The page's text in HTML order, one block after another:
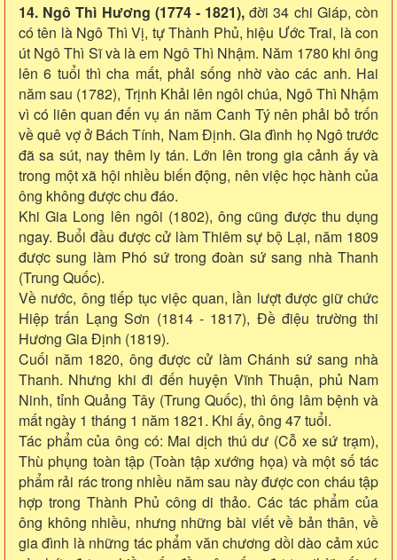
14. Ngô Thì Hương (1774 - 1821), đời 34 chi Giáp, còn
có tên là Ngô Thì Vị, tự Thành Phủ, hiệu Ước Trai, là con
út Ngô Thì Sĩ và là em Ngô Thì Nhậm. Năm 1780 khi ông
lên 6 tuổi thì cha mất, phải sống nhờ vào các anh. Hai
năm sau (1782), Trịnh Khải lên ngôi chúa, Ngô Thì Nhậm
vì có liên quan đến vụ án năm Canh Tý nên phải bỏ trốn
về quê vợ ở Bách Tính, Nam Định. Gia đình họ Ngô trước
đã sa sút, nay thêm ly tán. Lớn lên trong gia cảnh ấy và
trong một xã hội nhiều biến động, nên việc học hành của
ông không được chu đáo.
Khi Gia Long lên ngôi (1802), ông cũng được thu dụng
ngay. Buổi đầu được cử làm Thiêm sự bộ Lại, năm 1809
được sung làm Phó sứ trong đoàn sứ sang nhà Thanh
(Trung Quốc).
Về nước, ông tiếp tục việc quan, lần lượt được giữ chức
Hiệp trấn Lạng Sơn (1814 - 1817), Đề điệu trường thi
Hương Gia Định (1819).
Cuối năm 1820, ông được cử làm Chánh sứ sang nhà
Thanh. Nhưng khi đi đến huyện Vĩnh Thuận, phủ Nam
Ninh, tỉnh Quảng Tây (Trung Quốc), thì ông lâm bệnh và
mất ngày 1 tháng 1 năm 1821. Khi ấy, ông 47 tuổi.
Tác phẩm của ông có: Mai dịch thú dư (Cỗ xe sứ trạm),
Thù phụng toàn tập (Toàn tập xướng họa) và một số tác
phẩm rải rác trong nhiều năm sau này được con cháu tập
hợp trong Thành Phủ công di thảo. Các tác phẩm của
ông không nhiều, nhưng những bài viết về bản thân, về
gia đình là những tác phẩm văn chương dồi dào cảm xúc